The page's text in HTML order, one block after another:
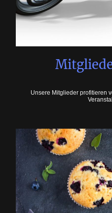
Unsere Mitglieder profitieren